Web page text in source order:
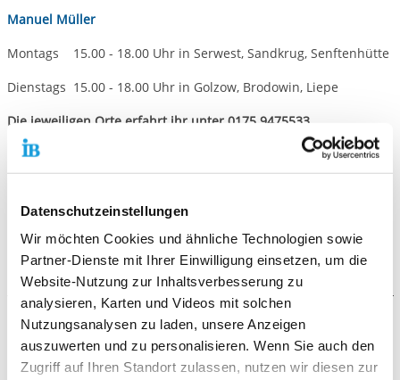
Datenschutzeinstellungen
Wir möchten Cookies und ähnliche Technologien sowie
Partner-Dienste mit Ihrer Einwilligung einsetzen, um die
Website-Nutzung zur Inhaltsverbesserung zu
analysieren, Karten und Videos mit solchen
Nutzungsanalysen zu laden, unsere Anzeigen
auszuwerten und zu personalisieren. Wenn Sie auch den
Zugriff auf Ihren Standort zulassen, nutzen wir diesen zur
Manuel Müller
Montags 15.00 - 18.00 Uhr in Serwest, Sandkrug, Senftenhütte
Dienstags 15.00 - 18.00 Uhr in Golzow, Brodowin, Liepe
Die jeweiligen Orte erfahrt ihr unter 0175 9475533.
Dana von Wilucki
Lüdersdorf
Die jeweiligen Orte erfahrt ihr unter 0175 9503534.
Galerie